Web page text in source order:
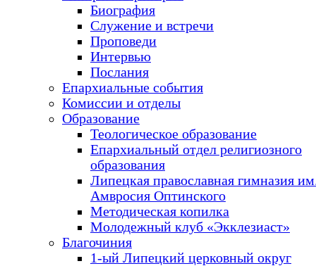
Биография
Служение и встречи
Проповеди
Интервью
Послания
Епархиальные события
Комиссии и отделы
Образование
Теологическое образование
Епархиальный отдел религиозного
образования
Липецкая православная гимназия
Амвросия Оптинского
Методическая копилка
Молодежный клуб «Экклезиаст»
Благочиния
1-ый Липецкий церковный округ